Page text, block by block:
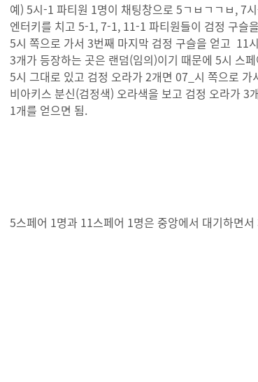
예) 5시-1 파티원 1명이 채팅창으로 5ㄱㅂㄱㄱㅂ, 7
엔터키를 치고 5-1, 7-1, 11-1 파티원들이 검정 구슬
5시 쪽으로 가서 3번째 마지막 검정 구슬을 얻고 11
3개가 등장하는 곳은 랜덤(임의)이기 때문에 5시 스
5시 그대로 있고 검정 오라가 2개면 07_시 쪽으로
비아키스 분신(검정색) 오라색을 보고 검정 오라가
1개를 얻으면 됨.
5스페어 1명과 11스페어 1명은 중앙에서 대기하면